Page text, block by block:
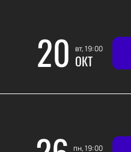
20 вт, 19:00
ОКТ
пн, 19:00